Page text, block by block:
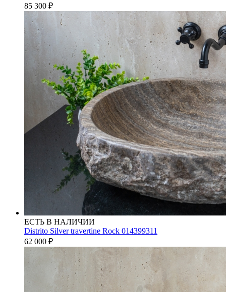
85 300 ₽
ЕСТЬ В НАЛИЧИИ
Distrito Silver travertine Rock 014399311
62 000 ₽